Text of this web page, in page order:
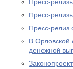
Пресс-
Пресс-
Пресс-релиз
В Орловской
денежной